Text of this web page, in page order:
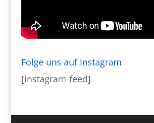
Folge uns auf Instagram
[instagram-feed]